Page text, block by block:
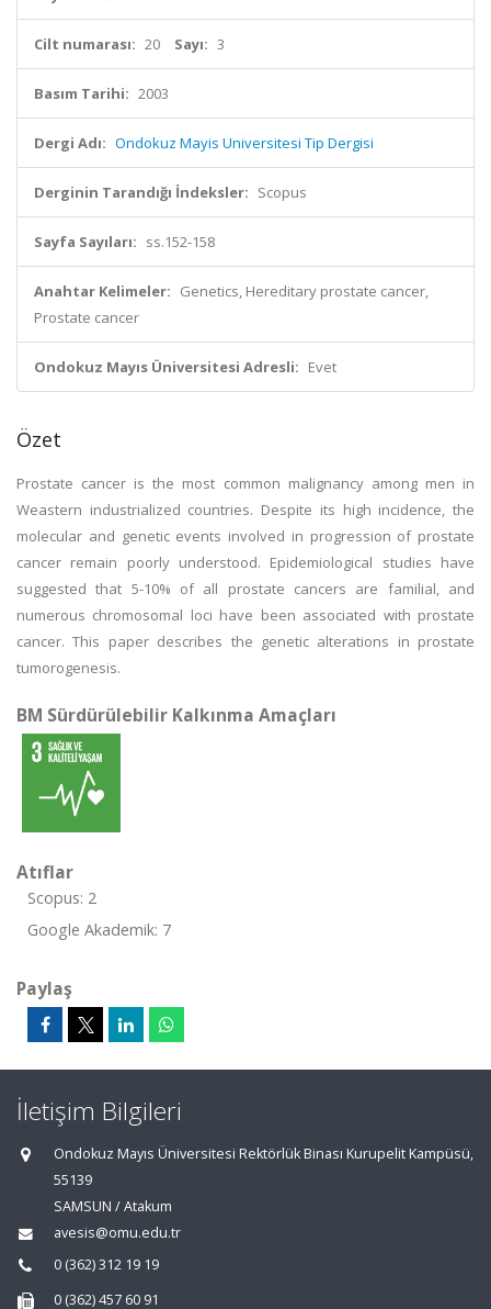
Cilt numarası: 20 Sayı: 3
Basım Tarihi: 2003
Dergi Adı: Ondokuz Mayis Universitesi Tip Dergisi
Derginin Tarandığı İndeksler: Scopus
Sayfa Sayıları: ss.152-158
Anahtar Kelimeler: Genetics, Hereditary prostate cancer,
Prostate cancer
Ondokuz Mayıs Üniversitesi Adresli: Evet
Özet
Prostate cancer is the most common malignancy among men in
Weastern industrialized countries. Despite its high incidence, the
molecular and genetic events involved in progression of prostate
cancer remain poorly understood. Epidemiological studies have
suggested that 5-10% of all prostate cancers are familial, and
numerous chromosomal loci have been associated with prostate
cancer. This paper describes the genetic alterations in prostate
tumorogenesis.
BM Sürdürülebilir Kalkınma Amaçları
Atıflar
Scopus: 2
Google Akademik: 7
Paylaş
İletişim Bilgileri
Ondokuz Mayıs Üniversitesi Rektörlük Binası Kurupelit Kampüsü,
55139
SAMSUN / Atakum
avesis@omu.edu.tr
0 (362) 312 19 19
0 (362) 457 60 91